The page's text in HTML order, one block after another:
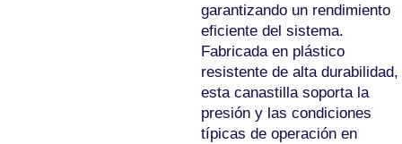
garantizando un rendimiento
eficiente del sistema.
Fabricada en plástico
resistente de alta durabilidad,
esta canastilla soporta la
presión y las condiciones
típicas de operación en